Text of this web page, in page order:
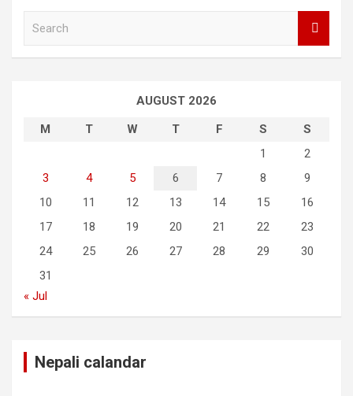
AUGUST 2026
M
T W T F S
S
1
2
3
4 5 6 7 8
9
10
11 12 13 14 15
16
17
18 19 20 21 22
23
24
25 26 27 28 29
30
31
« Jul
Nepali calandar